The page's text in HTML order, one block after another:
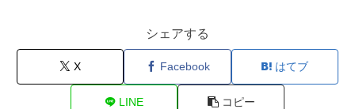
シェアする
X Facebook はてブ
LINE コピー